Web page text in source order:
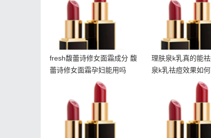
fresh馥蕾诗修女面霜成分 馥
蕾诗修女面霜孕妇能用吗
理肤泉k乳真的能
泉k乳祛痘效果如何
朵拉朵尚电动眼霜使用方
悦木之源夜间畅
合肤质